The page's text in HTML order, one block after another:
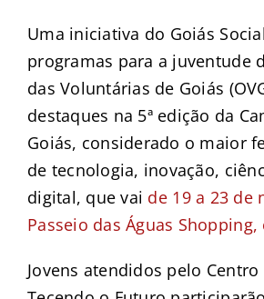
Uma iniciativa do Goiás
programas para a juventude
das Voluntárias de Goiás
destaques na 5ª edição da
Goiás, considerado o maior
de tecnologia, inovação,
digital, que vai de 19 a 23 de
Passeio das Águas
Jovens atendidos pelo Centro